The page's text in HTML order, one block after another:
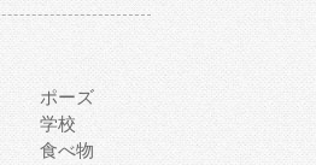
ポーズ
学校
食べ物